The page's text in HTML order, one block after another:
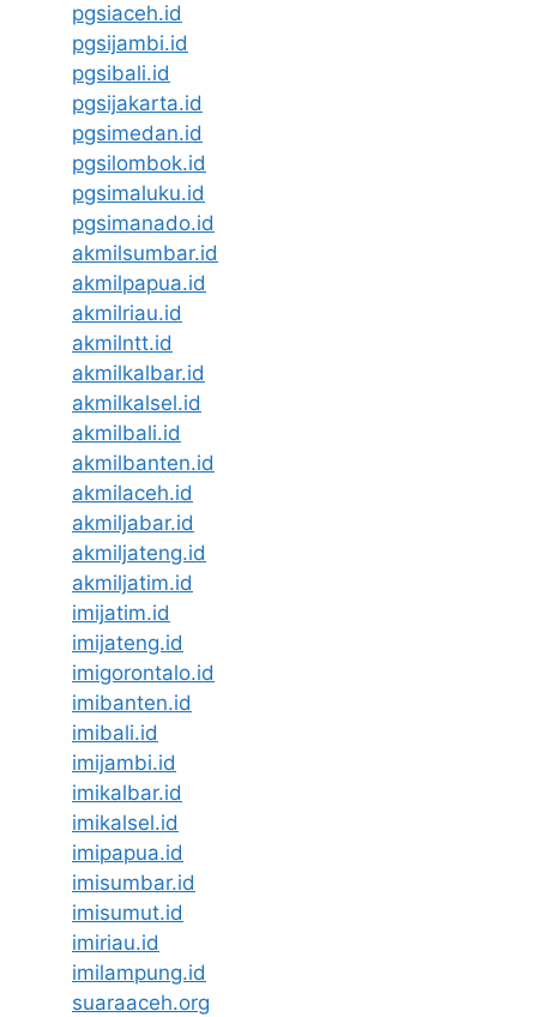
pgsiaceh.id
pgsijambi.id
pgsibali.id
pgsijakarta.id
pgsimedan.id
pgsilombok.id
pgsimaluku.id
pgsimanado.id
akmilsumbar.id
akmilpapua.id
akmilriau.id
akmilntt.id
akmilkalbar.id
akmilkalsel.id
akmilbali.id
akmilbanten.id
akmilaceh.id
akmiljabar.id
akmiljateng.id
akmiljatim.id
imijatim.id
imijateng.id
imigorontalo.id
imibanten.id
imibali.id
imijambi.id
imikalbar.id
imikalsel.id
imipapua.id
imisumbar.id
imisumut.id
imiriau.id
imilampung.id
suaraaceh.org